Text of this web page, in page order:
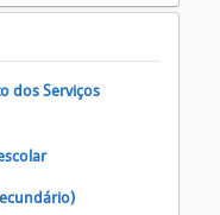
dos Serviços